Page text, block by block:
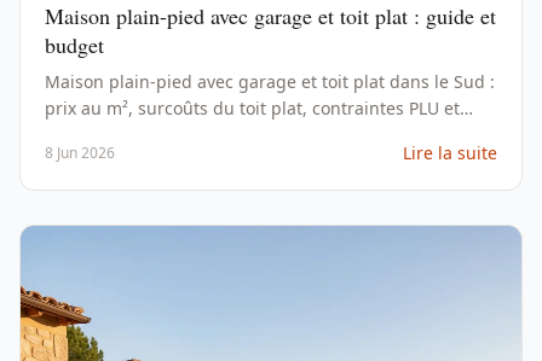
Maison plain-pied avec garage et toit plat : guide et
budget
Maison plain-pied avec garage et toit plat dans le Sud :
prix au m², surcoûts du toit plat, contraintes PLU et
8 Jun 2026 Lire la suite